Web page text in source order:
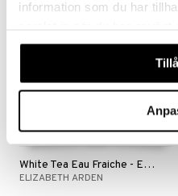
information som du har
våra cookies vid fortsatt
White Tea Eau Fraiche - Eau de toilette
ELIZABETH ARDEN